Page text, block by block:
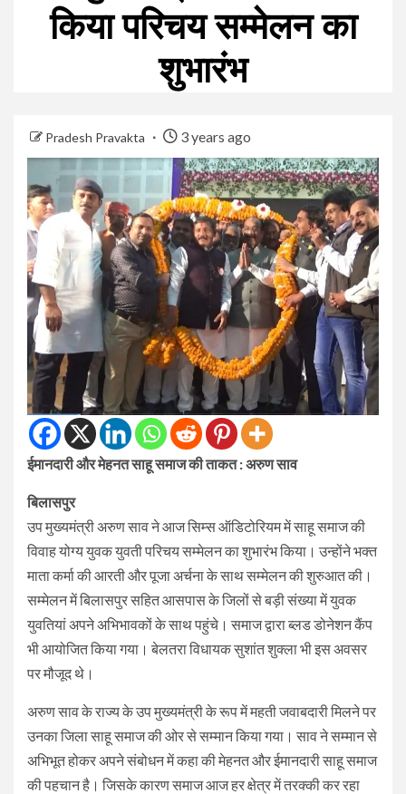
किया परिचय सम्मेलन का
शुभारंभ
Pradesh Pravakta 3 years ago
ईमानदारी और मेहनत साहू समाज की ताकत : अरुण साव
बिलासपुर
उप मुख्यमंत्री अरुण साव ने आज सिम्स ऑडिटोरियम में साहू समाज की
विवाह योग्य युवक युवती परिचय सम्मेलन का शुभारंभ किया। उन्होंने भक्त
माता कर्मा की आरती और पूजा अर्चना के साथ सम्मेलन की शुरुआत की।
सम्मेलन में बिलासपुर सहित आसपास के जिलों से बड़ी संख्या में युवक
युवतियां अपने अभिभावकों के साथ पहुंचे। समाज द्वारा ब्लड डोनेशन कैंप
भी आयोजित किया गया। बेलतरा विधायक सुशांत शुक्ला भी इस अवसर
पर मौजूद थे।
अरुण साव के राज्य के उप मुख्यमंत्री के रूप में महती जवाबदारी मिलने पर
उनका जिला साहू समाज की ओर से सम्मान किया गया। साव ने सम्मान से
अभिभूत होकर अपने संबोधन में कहा की मेहनत और ईमानदारी साहू समाज
की पहचान है। जिसके कारण समाज आज हर क्षेत्र में तरक्की कर रहा